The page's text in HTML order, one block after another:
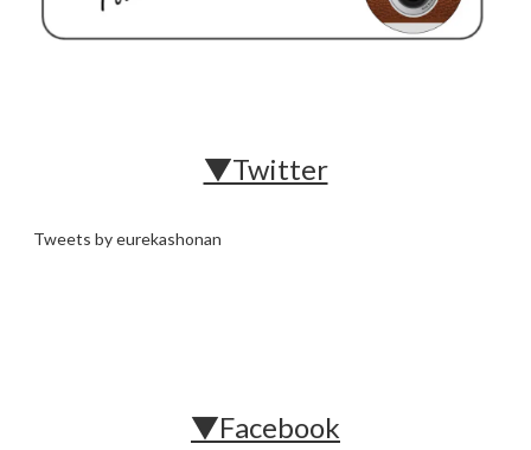
▼Twitter
Tweets by eurekashonan
▼Facebook